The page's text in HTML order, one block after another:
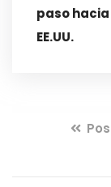
paso
EE.UU.